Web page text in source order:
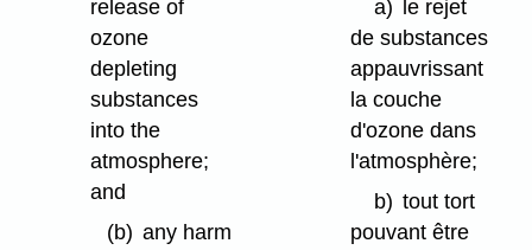
release of
ozone
depleting
substances
into the
atmosphere;
and
(b) any harm
a) le rejet
de substances
appauvrissant
la couche
d'ozone dans
l'atmosphère;
b) tout tort
pouvant être